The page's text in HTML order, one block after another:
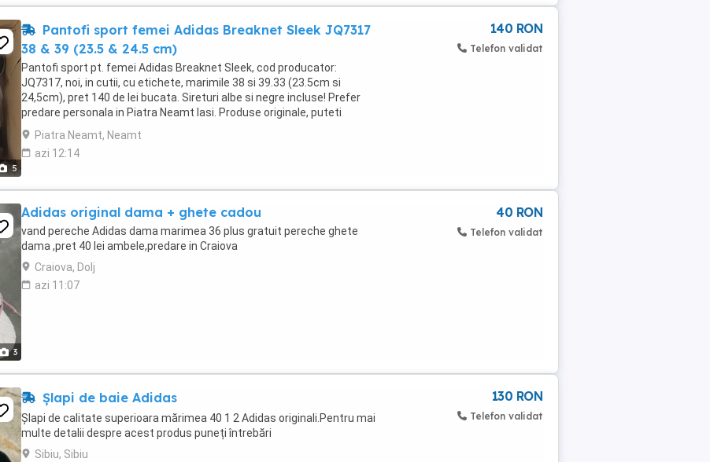
5
Pantofi sport femei Adidas Breaknet Sleek JQ7317
38 & 39 (23.5 & 24.5 cm)
Pantofi sport pt. femei Adidas Breaknet Sleek, cod producator:
JQ7317, noi, in cutii, cu etichete, marimile 38 si 39.33 (23.5cm si
24,5cm), pret 140 de lei bucata. Sireturi albe si negre incluse! Prefer
predare personala in Piatra Neamt Iasi. Produse originale, puteti
verifica dupa codul producatorului ...
Piatra Neamt, Neamt
azi 12:14
140 RON
Telefon validat
3
Adidas original dama + ghete cadou
vand pereche Adidas dama marimea 36 plus gratuit pereche ghete
dama ,pret 40 lei ambele,predare in Craiova
Craiova, Dolj
azi 11:07
40 RON
Telefon validat
Șlapi de baie Adidas
Șlapi de calitate superioara mărimea 40 1 2 Adidas originali.Pentru mai
multe detalii despre acest produs puneți întrebări
Sibiu, Sibiu
130 RON
Telefon validat